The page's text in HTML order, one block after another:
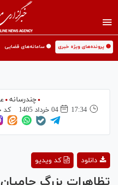
🟡 پرونده‌های ویژه خبری 🟡 سامانه‌های قضایی
چندرسانه
17:34
04 خرداد 1405 کد
کد ویدیو دانلود